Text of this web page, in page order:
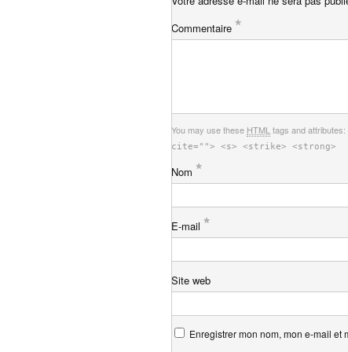
Commentaire *
You may use these HTML tags and attributes:
cite=""> <s> <strike> <strong>
Nom *
E-mail *
Site web
Enregistrer mon nom, mon e-mail